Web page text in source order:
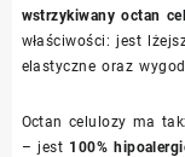
wstrzykiwany octan
właściwości: jest
elastyczne oraz
Octan celulozy ma
– jest 100%